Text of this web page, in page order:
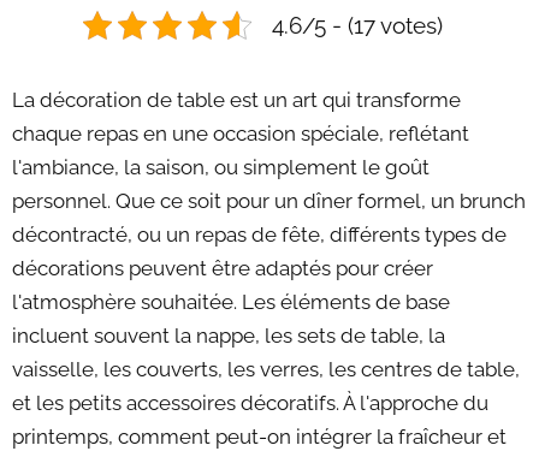
4.6/5 - (17 votes)
La décoration de table est un art qui transforme
chaque repas en une occasion spéciale, reflétant
l'ambiance, la saison, ou simplement le goût
personnel. Que ce soit pour un dîner formel, un brunch
décontracté, ou un repas de fête, différents types de
décorations peuvent être adaptés pour créer
l'atmosphère souhaitée. Les éléments de base
incluent souvent la nappe, les sets de table, la
vaisselle, les couverts, les verres, les centres de table,
et les petits accessoires décoratifs. À l'approche du
printemps, comment peut-on intégrer la fraîcheur et